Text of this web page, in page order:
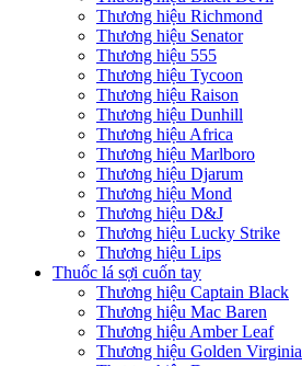
Thương hiệu Richmond
Thương hiệu Senator
Thương hiệu 555
Thương hiệu Tycoon
Thương hiệu Raison
Thương hiệu Dunhill
Thương hiệu Africa
Thương hiệu Marlboro
Thương hiệu Djarum
Thương hiệu Mond
Thương hiệu D&J
Thương hiệu Lucky Strike
Thương hiệu Lips
Thuốc lá sợi cuốn tay
Thương hiệu Captain Black
Thương hiệu Mac Baren
Thương hiệu Amber Leaf
Thương hiệu Golden Virginia